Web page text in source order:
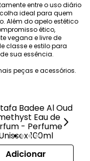
entre o uso diário
ideal para quem
Além do apelo estético
ético,
vegana e livre de
classe e estilo para
sua essência.
peças e acessórios.
Adicionar